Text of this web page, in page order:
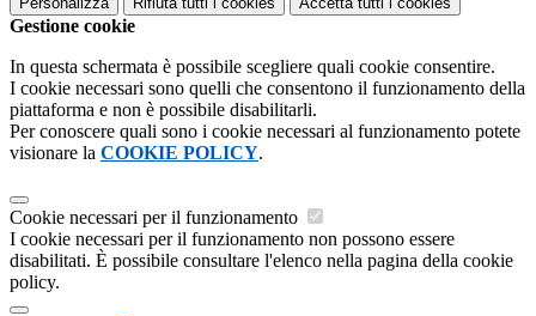
Gestione cookie
In questa schermata è possibile scegliere quali cookie consentire.
I cookie necessari sono quelli che consentono il funzionamento della
piattaforma e non è possibile disabilitarli.
Per conoscere quali sono i cookie necessari al funzionamento potete
visionare la COOKIE POLICY.
Cookie necessari per il funzionamento
I cookie necessari per il funzionamento non possono essere
disabilitati. È possibile consultare l'elenco nella pagina della cookie
policy.